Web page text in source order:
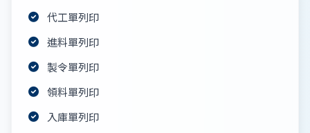
代工單列印
進料單列印
製令單列印
領料單列印
入庫單列印